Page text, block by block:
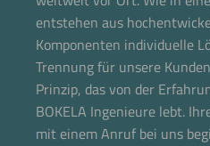
entstehen aus
Komponenten individuelle
Trennung für unsere
Prinzip, das von der
BOKELA Ingenieure lebt.
mit einem Anruf bei uns